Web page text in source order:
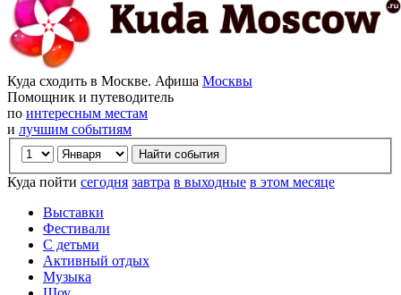
Куда сходить в Москве. Афиша Москвы
Помощник и путеводитель
по интересным местам
и лучшим событиям
Куда пойти сегодня завтра в выходные в этом месяце
Выставки
Фестивали
С детьми
Активный отдых
Музыка